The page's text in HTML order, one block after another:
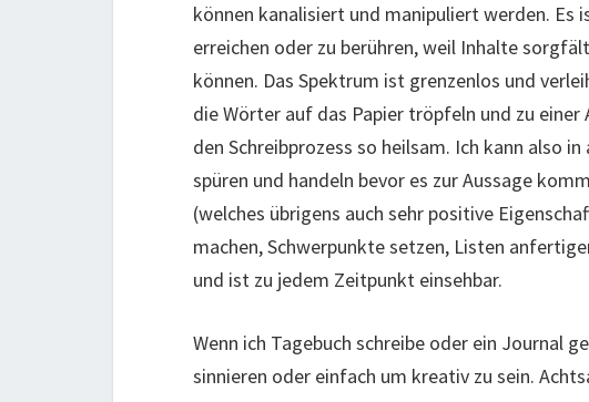
können kanalisiert und manipuliert werden. Es
erreichen oder zu berühren, weil Inhalte
können. Das Spektrum ist grenzenlos und
die Wörter auf das Papier tröpfeln und zu
den Schreibprozess so heilsam. Ich kann also
spüren und handeln bevor es zur Aussage
(welches übrigens auch sehr positive
machen, Schwerpunkte setzen, Listen
und ist zu jedem Zeitpunkt einsehbar.
Wenn ich Tagebuch schreibe oder ein Journal
sinnieren oder einfach um kreativ zu sein.